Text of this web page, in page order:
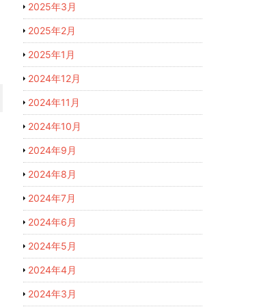
2025年3月
2025年2月
2025年1月
2024年12月
2024年11月
2024年10月
2024年9月
2024年8月
2024年7月
2024年6月
2024年5月
2024年4月
2024年3月